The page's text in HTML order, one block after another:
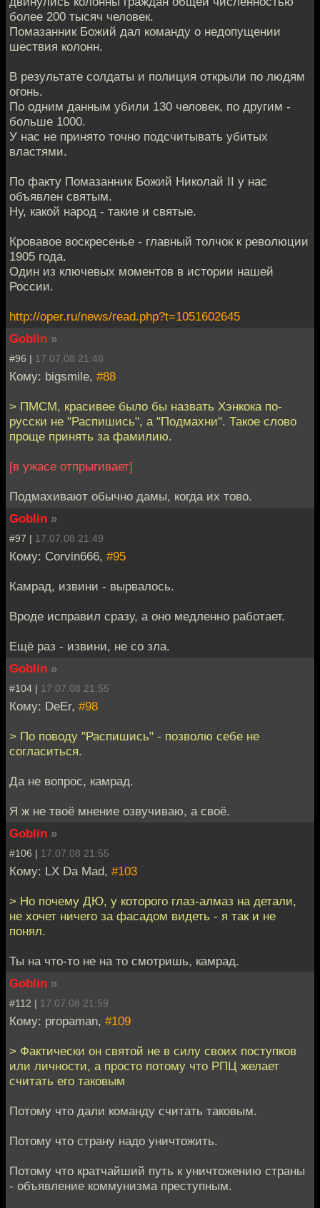
более 200 тысяч человек.
Помазанник Божий дал команду о недопущении
шествия колонн.
В результате солдаты и полиция открыли по людям
огонь.
По одним данным убили 130 человек, по другим -
больше 1000.
У нас не принято точно подсчитывать убитых
властями.
По факту Помазанник Божий Николай II у нас
объявлен святым.
Ну, какой народ - такие и святые.
Кровавое воскресенье - главный толчок к революции
1905 года.
Один из ключевых моментов в истории нашей
России.
http://oper.ru/news/read.php?t=1051602645
Goblin »
#96 | 17.07.08 21:48
Кому: bigsmile, #88
> ПМСМ, красивее было бы назвать Хэнкока по-
русски не "Распишись", а "Подмахни". Такое слово
проще принять за фамилию.
[в ужасе отпрыгивает]
Подмахивают обычно дамы, когда их тово.
Goblin »
#97 | 17.07.08 21:49
Кому: Corvin666, #95
Камрад, извини - вырвалось.
Вроде исправил сразу, а оно медленно работает.
Ещё раз - извини, не со зла.
Goblin »
#104 | 17.07.08 21:55
Кому: DeEr, #98
> По поводу "Распишись" - позволю себе не
согласиться.
Да не вопрос, камрад.
Я ж не твоё мнение озвучиваю, а своё.
Goblin »
#106 | 17.07.08 21:55
Кому: LX Da Mad, #103
> Но почему ДЮ, у которого глаз-алмаз на детали,
не хочет ничего за фасадом видеть - я так и не
понял.
Ты на что-то не на то смотришь, камрад.
Goblin »
#112 | 17.07.08 21:59
Кому: propaman, #109
> Фактически он святой не в силу своих поступков
или личности, а просто потому что РПЦ желает
считать его таковым
Потому что дали команду считать таковым.
Потому что страну надо уничтожить.
Потому что кратчайший путь к уничтожению страны
- объявление коммунизма преступным.